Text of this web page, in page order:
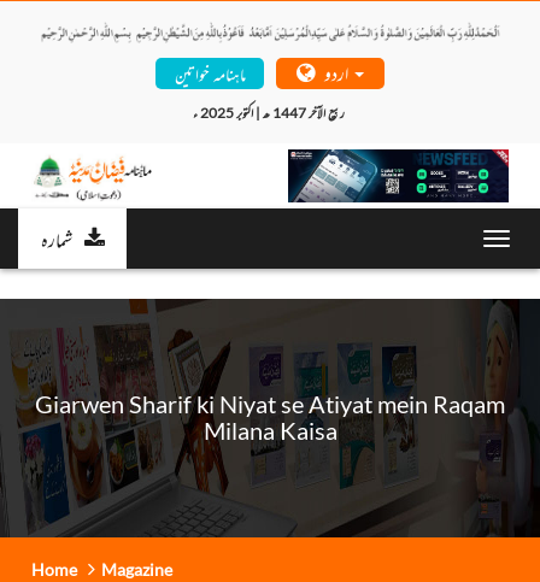
ماہنامہ خواتین
شمارہ
Giarwen Sharif ki Niyat se Atiyat mein Raqam
Milana Kaisa
Home Magazine